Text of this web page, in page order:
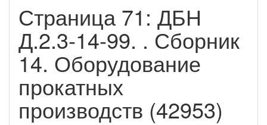
Страница 71: ДБН
Д.2.3-14-99. . Сборник
14. Оборудование
прокатных
производств (42953)